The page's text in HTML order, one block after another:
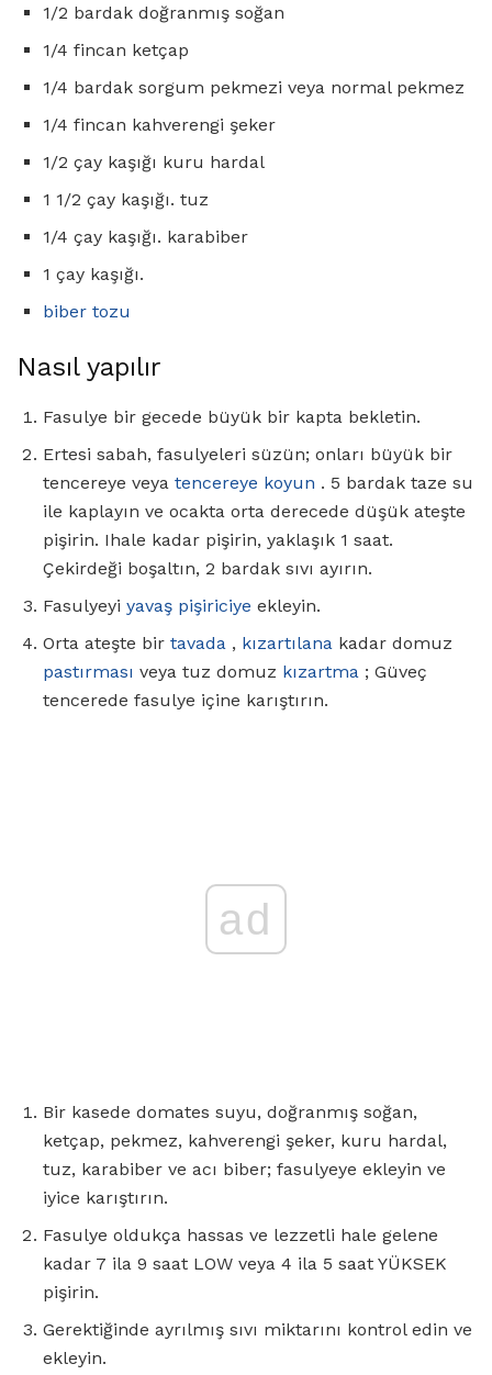
1/2 bardak doğranmış soğan
1/4 fincan ketçap
1/4 bardak sorgum pekmezi veya normal pekmez
1/4 fincan kahverengi şeker
1/2 çay kaşığı kuru hardal
1 1/2 çay kaşığı. tuz
1/4 çay kaşığı. karabiber
1 çay kaşığı.
biber tozu
Nasıl yapılır
Fasulye bir gecede büyük bir kapta bekletin.
Ertesi sabah, fasulyeleri süzün; onları büyük bir
tencereye veya tencereye koyun . 5 bardak taze su
ile kaplayın ve ocakta orta derecede düşük ateşte
pişirin. Ihale kadar pişirin, yaklaşık 1 saat.
Çekirdeği boşaltın, 2 bardak sıvı ayırın.
Fasulyeyi yavaş pişiriciye ekleyin.
Orta ateşte bir tavada , kızartılana kadar domuz
pastırması veya tuz domuz kızartma ; Güveç
tencerede fasulye içine karıştırın.
ad
Bir kasede domates suyu, doğranmış soğan,
ketçap, pekmez, kahverengi şeker, kuru hardal,
tuz, karabiber ve acı biber; fasulyeye ekleyin ve
iyice karıştırın.
Fasulye oldukça hassas ve lezzetli hale gelene
kadar 7 ila 9 saat LOW veya 4 ila 5 saat YÜKSEK
pişirin.
Gerektiğinde ayrılmış sıvı miktarını kontrol edin ve
ekleyin.